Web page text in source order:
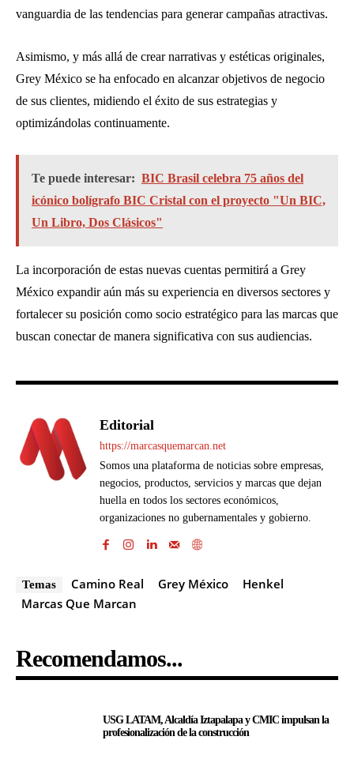
vanguardia de las tendencias para generar campañas atractivas.
Asimismo, y más allá de crear narrativas y estéticas originales,
Grey México se ha enfocado en alcanzar objetivos de negocio
de sus clientes, midiendo el éxito de sus estrategias y
optimizándolas continuamente.
Te puede interesar: BIC Brasil celebra 75 años del
icónico bolígrafo BIC Cristal con el proyecto "Un BIC,
Un Libro, Dos Clásicos"
La incorporación de estas nuevas cuentas permitirá a Grey
México expandir aún más su experiencia en diversos sectores y
fortalecer su posición como socio estratégico para las marcas que
buscan conectar de manera significativa con sus audiencias.
Editorial
https://marcasquemarcan.net
Somos una plataforma de noticias sobre empresas,
negocios, productos, servicios y marcas que dejan
huella en todos los sectores económicos,
organizaciones no gubernamentales y gobierno.
Temas Camino Real Grey México
Henkel
Marcas Que Marcan
Recomendamos...
USG LATAM, Alcaldía Iztapalapa y CMIC impulsan la
profesionalización de la construcción